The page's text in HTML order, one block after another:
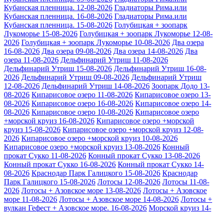
Кубанская пленница. 12-08-2026 Гладиаторы Рима.или
Кубанская пленница. 16-08-2026 Гладиаторы Рима.или
Кубанская пленница. 15-08-2026 Голубицкая + зоопарк
Лукоморье 15-08-2026 Голубицкая + зоопарк Лукоморье 12-08-
2026 Голубицкая + зоопарк Лукоморье 10-08-2026 Два озера
16-08-2026 Два озера 09-08-2026 Два озера 14-08-2026 Два
озера 11-08-2026 Дельфинарий Утриш 11-08-2026
Дельфинарий Утриш 15-08-2026 Дельфинарий Утриш 16-08-
2026 Дельфинарий Утриш 09-08-2026 Дельфинарий Утриш
12-08-2026 Дельфинарий Утриш 14-08-2026 Зоопарк Додо 13-
08-2026 Кипарисовое озеро 11-08-2026 Кипарисовое озеро 13-
08-2026 Кипарисовое озеро 16-08-2026 Кипарисовое озеро 14-
08-2026 Кипарисовое озеро 10-08-2026 Кипарисовое озеро
+морской круиз 16-08-2026 Кипарисовое озеро +морской
круиз 15-08-2026 Кипарисовое озеро +морской круиз 12-08-
2026 Кипарисовое озеро +морской круиз 10-08-2026
Кипарисовое озеро +морской круиз 13-08-2026 Конный
прокат Сукко 11-08-2026 Конный прокат Сукко 13-08-2026
Конный прокат Сукко 16-08-2026 Конный прокат Сукко 14-
08-2026 Краснодар Парк Галицкого 15-08-2026 Краснодар
Парк Галицкого 15-08-2026 Лотосы 12-08-2026 Лотосы 11-08-
2026 Лотосы + Азовское море 13-08-2026 Лотосы + Азовское
море 11-08-2026 Лотосы + Азовское море 14-08-2026 Лотосы +
вулкан Гефест + Азовское море. 16-08-2026 Морской круиз 14-